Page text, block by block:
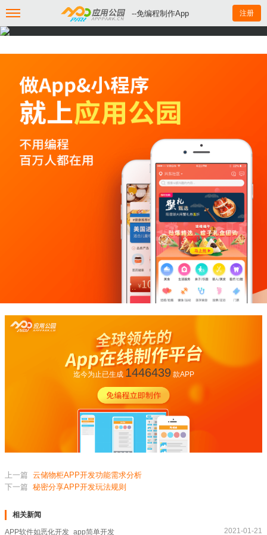
--免编程制作App 注册
迄今为止已生成 1446439款APP
上一篇 ​云储物柜APP开发功能需求分析
下一篇 秘密分享APP开发玩法规则
相关新闻
APP软件如恶化开发_app简单开发 2021-01-21